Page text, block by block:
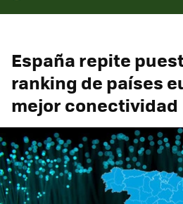
España repite
ranking de países
mejor conectividad